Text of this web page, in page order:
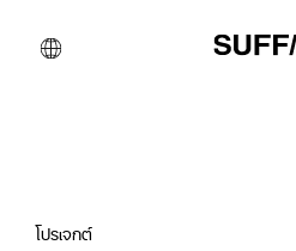
โปรเจกต์